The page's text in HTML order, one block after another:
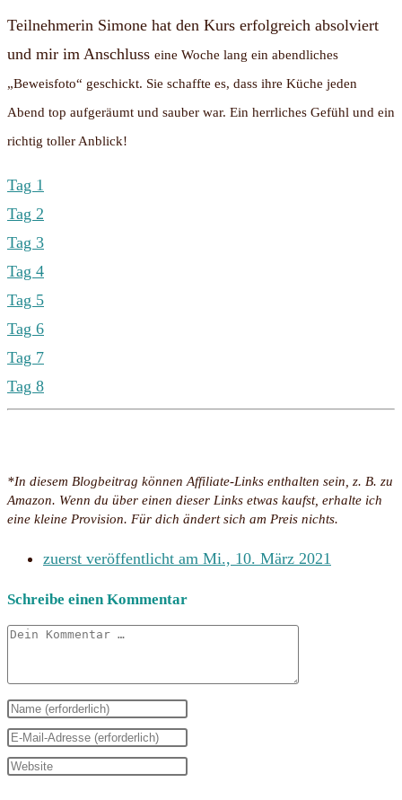
Teilnehmerin Simone hat den Kurs erfolgreich absolviert
und mir im Anschluss eine Woche lang ein abendliches
„Beweisfoto“ geschickt. Sie schaffte es, dass ihre Küche jeden
Abend top aufgeräumt und sauber war. Ein herrliches Gefühl und ein
richtig toller Anblick!
Tag 1
Tag 2
Tag 3
Tag 4
Tag 5
Tag 6
Tag 7
Tag 8
*In diesem Blogbeitrag können Affiliate-Links enthalten sein, z. B. zu
Amazon. Wenn du über einen dieser Links etwas kaufst, erhalte ich
eine kleine Provision. Für dich ändert sich am Preis nichts.
zuerst veröffentlicht am Mi., 10. März 2021
Schreibe einen Kommentar
Kommentar
Gib
deinen
Namen
Gib
deine
Gib